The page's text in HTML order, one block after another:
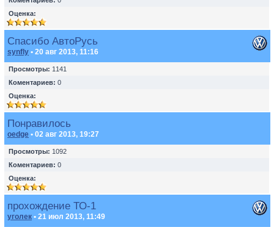
Оценка:
Спасибо АвтоРусь
synfly • 20 авг 2013, 11:16
Просмотры: 1141
Коментариев: 0
Оценка:
Понравилось
oedge • 02 авг 2013, 19:27
Просмотры: 1092
Коментариев: 0
Оценка:
прохождение ТО-1
уголек • 21 июл 2013, 11:49